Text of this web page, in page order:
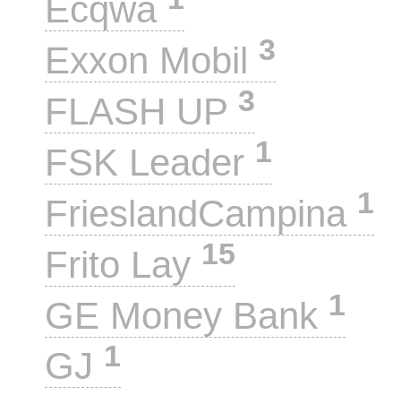
Ecqwa
Exxon Mobil 3
FLASH UP 3
FSK Leader 1
FrieslandCampina 1
Frito Lay 15
GE Money Bank 1
GJ 1